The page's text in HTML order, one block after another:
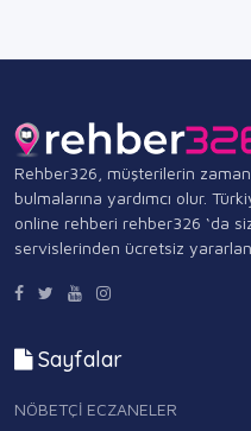
Rehber326, müşterilerin
bulmalarına yardımcı olur.
online rehberi rehber326 ‘da
servislerinden ücretsiz
Sayfalar
NÖBETÇİ ECZANELER